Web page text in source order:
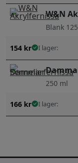
W&N
Blank
154 kr I lager:
250 ml
166 kr I lager: